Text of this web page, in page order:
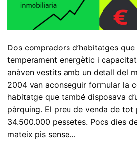
Dos compradors d’habitatges
temperament energètic i
anàven vestits amb un detall del
2004 van aconseguir formular la
habitatge que també disposava
pàrquing. El preu de venda de tot
34.500.000 pessetes. Pocs dies
mateix pis sense…